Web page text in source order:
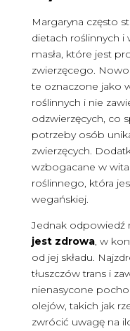
Margaryna często
dietach roślinnych i
masła, które jest
zwierzęcego.
te oznaczone jako
roślinnych i nie
odzwierzęcych, co
potrzeby osób
zwierzęcych.
wzbogacane w
roślinnego, która
wegańskiej.
Jednak odpowiedź
jest zdrowa, w
od jej składu.
tłuszczów trans i
nienasycone
olejów, takich jak
zwrócić uwagę na